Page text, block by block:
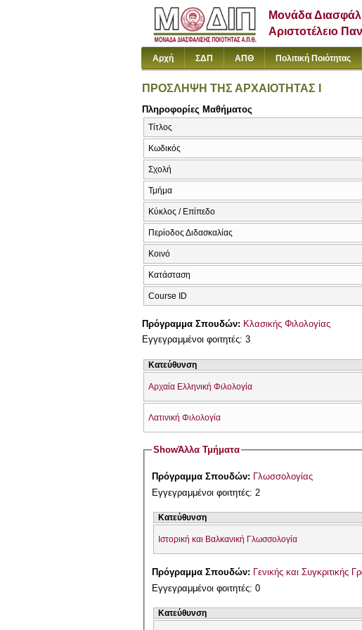
Μονάδα
Αριστοτέλειο
Αρχή ΣΔΠ ΑΠΘ Πολιτική Ποιότητας
ΠΡΟΣΛΗΨΗ ΤΗΣ ΑΡΧΑΙΟΤΗΤΑΣ Ι
Πληροφορίες Μαθήματος
Τίτλος
Κωδικός
Σχολή
Τμήμα
Κύκλος / Επίπεδο
Περίοδος Διδασκαλίας
Κοινό
Κατάσταση
Course ID
Πρόγραμμα Σπουδών: Κλασικής Φιλολογίας
Εγγεγραμμένοι φοιτητές: 3
Κατεύθυνση
Αρχαία Ελληνική Φιλολογία
Λατινική Φιλολογία
ShowΆλλα Τμήματα
Πρόγραμμα Σπουδών: Γλωσσολογίας
Εγγεγραμμένοι φοιτητές: 2
Κατεύθυνση
Ιστορική και Βαλκανική Γλωσσολογία
Πρόγραμμα Σπουδών: Γενικής και Συγκριτικής
Εγγεγραμμένοι φοιτητές: 0
Κατεύθυνση